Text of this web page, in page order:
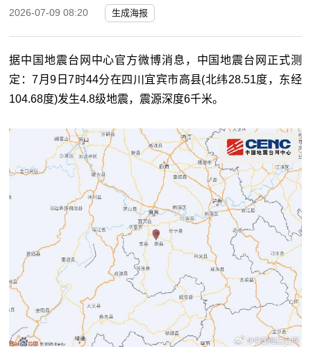
2026-07-09 08:20 生成海报
据中国地震台网中心官方微博消息，中国地震台网正式测
定：7月9日7时44分在四川宜宾市高县(北纬28.51度，东经
104.68度)发生4.8级地震，震源深度6千米。